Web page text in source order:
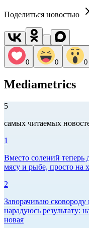
Поделиться новостью
0 0 0
Mediametrics
5
самых читаемых
1
Вместо солений
мясу и рыбе, просто на
2
Заворачиваю
нарадуюсь результату:
новая